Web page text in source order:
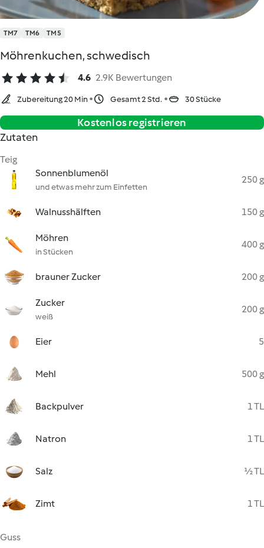
TM7 TM6 TM5
Möhrenkuchen, schwedisch
4.6 2.9K Bewertungen
Zubereitung 20 Min Gesamt 2 Std. 30 Stücke
Kostenlos registrieren
Zutaten
Teig
Sonnenblumenöl
und etwas mehr zum Einfetten
250 g
Walnusshälften 150 g
Möhren
in Stücken
400 g
brauner Zucker 200 g
Zucker
weiß
200 g
Eier 5
Mehl 500 g
Backpulver 1 TL
Natron 1 TL
Salz ½ TL
Zimt 1 TL
Guss